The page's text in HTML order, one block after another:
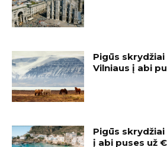
Pigūs skrydžiai
Vilniaus į abi
Pigūs skrydžiai
į abi puses už